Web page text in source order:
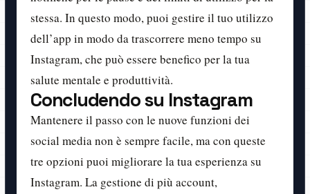
stessa. In questo modo, puoi gestire il tuo utilizzo
dell’app in modo da trascorrere meno tempo su
Instagram, che può essere benefico per la tua
salute mentale e produttività.
Concludendo su Instagram
Mantenere il passo con le nuove funzioni dei
social media non è sempre facile, ma con queste
tre opzioni puoi migliorare la tua esperienza su
Instagram. La gestione di più account,